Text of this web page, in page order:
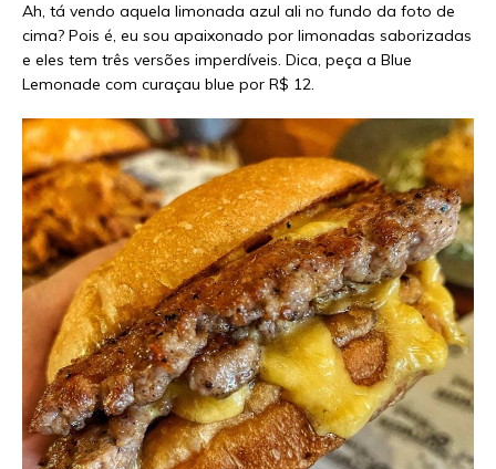
Ah, tá vendo aquela limonada azul ali no fundo da foto de
cima? Pois é, eu sou apaixonado por limonadas saborizadas
e eles tem três versões imperdíveis. Dica, peça a Blue
Lemonade com curaçau blue por R$ 12.